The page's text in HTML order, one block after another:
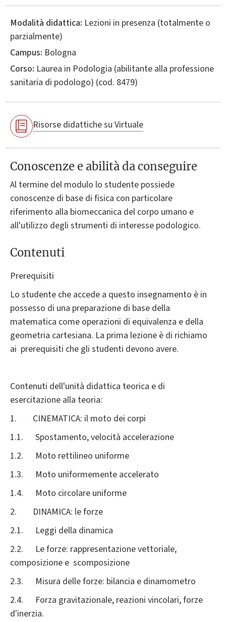
Modalità didattica: Lezioni in presenza (totalmente o
parzialmente)
Campus: Bologna
Corso: Laurea in Podologia (abilitante alla professione
sanitaria di podologo) (cod. 8479)
Risorse didattiche su Virtuale
Conoscenze e abilità da conseguire
Al termine del modulo lo studente possiede
conoscenze di base di fisica con particolare
riferimento alla biomeccanica del corpo umano e
all'utilizzo degli strumenti di interesse podologico.
Contenuti
Prerequisiti
Lo studente che accede a questo insegnamento è in
possesso di una preparazione di base della
matematica come operazioni di equivalenza e della
geometria cartesiana. La prima lezione è di richiamo
ai prerequisiti che gli studenti devono avere.
Contenuti dell'unità didattica teorica e di
esercitazione alla teoria:
1. CINEMATICA: il moto dei corpi
1.1. Spostamento, velocità accelerazione
1.2. Moto rettilineo uniforme
1.3. Moto uniformemente accelerato
1.4. Moto circolare uniforme
2. DINAMICA: le forze
2.1. Leggi della dinamica
2.2. Le forze: rappresentazione vettoriale,
composizione e scomposizione
2.3. Misura delle forze: bilancia e dinamometro
2.4. Forza gravitazionale, reazioni vincolari, forze
d'inerzia.